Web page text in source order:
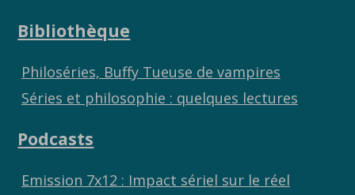
Bibliothèque
Philoséries, Buffy Tueuse de vampires
Séries et philosophie : quelques lectures
Podcasts
Emission 7x12 : Impact sériel sur le réel